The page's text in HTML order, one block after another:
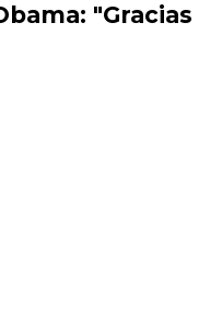
"Gracias